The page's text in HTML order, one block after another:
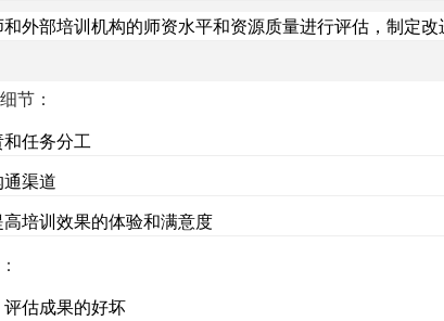
外部培训机构的师资水平和资源质量进行评估，制定
节：
任务分工
渠道
培训效果的体验和满意度
估成果的好坏